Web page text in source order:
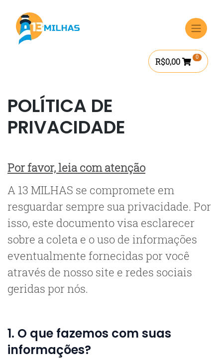
conteúdo
R$0,00 0
POLÍTICA DE
PRIVACIDADE
Por favor, leia com atenção
A 13 MILHAS se compromete em
resguardar sempre sua privacidade. Por
isso, este documento visa esclarecer
sobre a coleta e o uso de informações
eventualmente fornecidas por você
através de nosso site e redes sociais
geridas por nós.
1. O que fazemos com suas
informações?